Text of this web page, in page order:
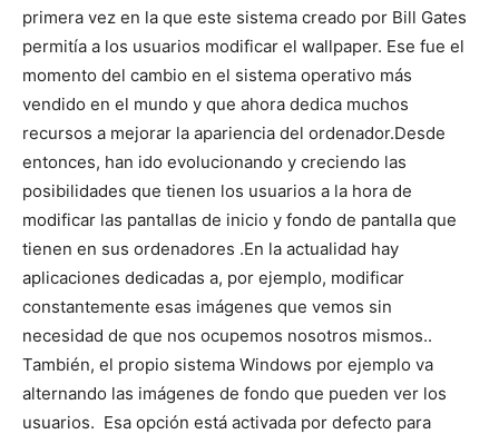
primera vez en la que este sistema creado por Bill Gates
permitía a los usuarios modificar el wallpaper. Ese fue el
momento del cambio en el sistema operativo más
vendido en el mundo y que ahora dedica muchos
recursos a mejorar la apariencia del ordenador.Desde
entonces, han ido evolucionando y creciendo las
posibilidades que tienen los usuarios a la hora de
modificar las pantallas de inicio y fondo de pantalla que
tienen en sus ordenadores .En la actualidad hay
aplicaciones dedicadas a, por ejemplo, modificar
constantemente esas imágenes que vemos sin
necesidad de que nos ocupemos nosotros mismos..
También, el propio sistema Windows por ejemplo va
alternando las imágenes de fondo que pueden ver los
usuarios. Esa opción está activada por defecto para